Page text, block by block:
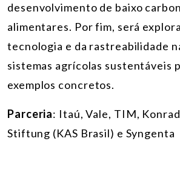
desenvolvimento de baixo
alimentares. Por fim, será
tecnologia e da rastreabilidade
sistemas agrícolas sustentáveis
exemplos concretos.
Parceria: Itaú, Vale, TIM,
Stiftung (KAS Brasil) e Syngenta